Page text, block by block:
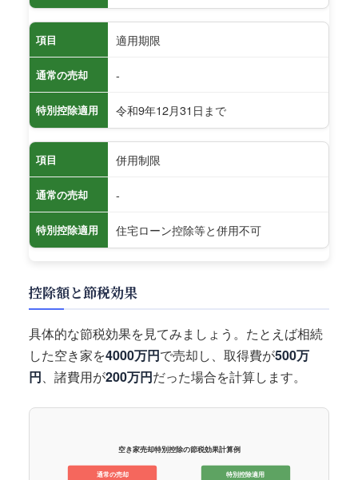
項目 適用期限
通常の売却 -
特別控除適用 令和9年12月31日まで
項目 併用制限
通常の売却 -
特別控除適用 住宅ローン控除等と併用不可
控除額と節税効果
具体的な節税効果を見てみましょう。たとえば相続
した空き家を4000万円で売却し、取得費が500万
円、諸費用が200万円だった場合を計算します。
空き家売却特別控除の節税効果計算例
通常の売却 特別控除適用